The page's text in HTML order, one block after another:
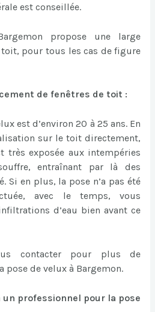
est conseillée.
propose une large
pour tous les cas de figure
de fenêtres de toit :
est d’environ 20 à 25 ans. En
sur le toit directement,
très exposée aux intempéries
entraînant par là des
Si en plus, la pose n’a pas été
avec le temps, vous
d’eau bien avant ce
contacter pour plus de
pose de velux à Bargemon.
un professionnel pour la pose